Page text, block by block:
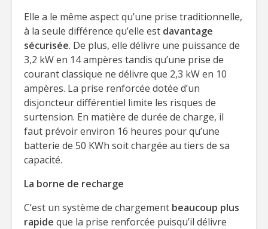
Elle a le même aspect qu’une prise traditionnelle,
à la seule différence qu’elle est davantage
sécurisée. De plus, elle délivre une puissance de
3,2 kW en 14 ampères tandis qu’une prise de
courant classique ne délivre que 2,3 kW en 10
ampères. La prise renforcée dotée d’un
disjoncteur différentiel limite les risques de
surtension. En matière de durée de charge, il
faut prévoir environ 16 heures pour qu’une
batterie de 50 KWh soit chargée au tiers de sa
capacité.
La borne de recharge
C’est un système de chargement beaucoup plus
rapide que la prise renforcée puisqu’il délivre